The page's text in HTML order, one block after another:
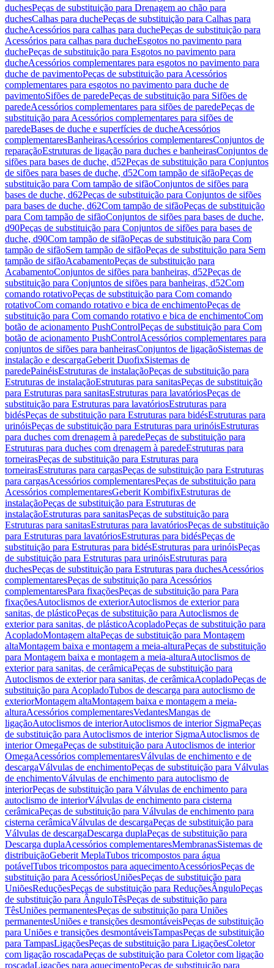
duchesPeças de substituição para Drenagem ao chão para
duchesCalhas para duchePeças de substituição para Calhas para
ducheAcessórios para calhas para duchePeças de substituição para
Acessórios para calhas para ducheEsgotos no pavimento para
duchePeças de substituição para Esgotos no pavimento para
ducheAcessórios complementares para esgotos no pavimento para
duche de pavimentoPeças de substituição para Acessórios
complementares para esgotos no pavimento para duche de
pavimentoSifões de paredePeças de substituição para Sifões de
paredeAcessórios complementares para sifões de paredePeças de
substituição para Acessórios complementares para sifões de
paredeBases de duche e superfícies de ducheAcessórios
complementaresBanheirasAcessórios complementaresConjuntos de
reparaçãoEstruturas de ligação para duches e banheirasConjuntos de
sifões para bases de duche, d52Peças de substituição para Conjuntos
de sifões para bases de duche, d52Com tampão de sifãoPeças de
substituição para Com tampão de sifãoConjuntos de sifões para
bases de duche, d62Peças de substituição para Conjuntos de sifões
para bases de duche, d62Com tampão de sifãoPeças de substituição
para Com tampão de sifãoConjuntos de sifões para bases de duche,
d90Peças de substituição para Conjuntos de sifões para bases de
duche, d90Com tampão de sifãoPeças de substituição para Com
tampão de sifãoSem tampão de sifãoPeças de substituição para Sem
tampão de sifãoAcabamentoPeças de substituição para
AcabamentoConjuntos de sifões para banheiras, d52Peças de
substituição para Conjuntos de sifões para banheiras, d52Com
comando rotativoPeças de substituição para Com comando
rotativoCom comando rotativo e bica de enchimentoPeças de
substituição para Com comando rotativo e bica de enchimentoCom
botão de acionamento PushControlPeças de substituição para Com
botão de acionamento PushControlAcessórios complementares para
conjuntos de sifões para banheirasConjuntos de ligaçãoSistemas de
instalação e descargaGeberit DuofixSistemas de
paredePainéisEstruturas de instalaçãoPeças de substituição para
Estruturas de instalaçãoEstruturas para sanitasPeças de substituição
para Estruturas para sanitasEstruturas para lavatóriosPeças de
substituição para Estruturas para lavatóriosEstruturas para
bidésPeças de substituição para Estruturas para bidésEstruturas para
urinóisPeças de substituição para Estruturas para urinóisEstruturas
para duches com drenagem à paredePeças de substituição para
Estruturas para duches com drenagem à paredeEstruturas para
torneirasPeças de substituição para Estruturas para
torneirasEstruturas para cargasPeças de substituição para Estruturas
para cargasAcessórios complementaresPeças de substituição para
Acessórios complementaresGeberit KombifixEstruturas de
instalaçãoPeças de substituição para Estruturas de
instalaçãoEstruturas para sanitasPeças de substituição para
Estruturas para sanitasEstruturas para lavatóriosPeças de substituição
para Estruturas para lavatóriosEstruturas para bidésPeças de
substituição para Estruturas para bidésEstruturas para urinóisPeças
de substituição para Estruturas para urinóisEstruturas para
duchesPeças de substituição para Estruturas para duchesAcessórios
complementaresPeças de substituição para Acessórios
complementaresPara fixaçõesPeças de substituição para Para
fixaçõesAutoclismos de exteriorAutoclismos de exterior para
sanitas, de plásticoPeças de substituição para Autoclismos de
exterior para sanitas, de plásticoAcopladoPeças de substituição para
AcopladoMontagem altaPeças de substituição para Montagem
altaMontagem baixa e montagem a meia-alturaPeças de substituição
para Montagem baixa e montagem a meia-alturaAutoclismos de
exterior para sanitas, de cerâmicaPeças de substituição para
Autoclismos de exterior para sanitas, de cerâmicaAcopladoPeças de
substituição para AcopladoTubos de descarga para autoclismo de
exteriorMontagem altaMontagem baixa e montagem a meia-
alturaAcessórios complementaresVedantesMangas de
ligaçãoAutoclismos de interiorAutoclismos de interior SigmaPeças
de substituição para Autoclismos de interior SigmaAutoclismos de
interior OmegaPeças de substituição para Autoclismos de interior
OmegaAcessórios complementaresVálvulas de enchimento e de
descargaVálvulas de enchimentoPeças de substituição para Válvulas
de enchimentoVálvulas de enchimento para autoclismo de
interiorPeças de substituição para Válvulas de enchimento para
autoclismo de interiorVálvulas de enchimento para cisterna
cerâmicaPeças de substituição para Válvulas de enchimento para
cisterna cerâmicaVálvulas de descargaPeças de substituição para
Válvulas de descargaDescarga duplaPeças de substituição para
Descarga duplaAcessórios complementaresMembranasSistemas de
distribuiçãoGeberit MeplaTubos tricompostos para água
potávelTubos tricompostos para aquecimentoAcessóriosPeças de
substituição para AcessóriosUniõesPeças de substituição para
UniõesReduçõesPeças de substituição para ReduçõesÂnguloPeças
de substituição para ÂnguloTêsPeças de substituição para
TêsUniões permanentesPeças de substituição para Uniões
permanentesUniões e transições desmontáveisPeças de substituição
para Uniões e transições desmontáveisTampasPeças de substituição
para TampasLigaçõesPeças de substituição para LigaçõesColetor
com ligação roscadaPeças de substituição para Coletor com ligação
roscadaLigações para aquecimentoPeças de substituição para